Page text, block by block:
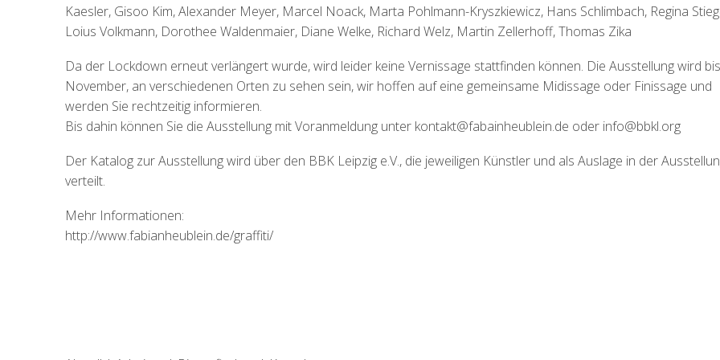
Kaesler, Gisoo Kim, Alexander Meyer, Marcel Noack, Marta Pohlmann-Kryszkiewicz, Hans Schlimbach, Regina
Loius Volkmann, Dorothee Waldenmaier, Diane Welke, Richard Welz, Martin Zellerhoff, Thomas Zika
Da der Lockdown erneut verlängert wurde, wird leider keine Vernissage stattfinden können. Die Ausstellung wird bis
November, an verschiedenen Orten zu sehen sein, wir hoffen auf eine gemeinsame Midissage oder Finissage und
werden Sie rechtzeitig informieren.
Bis dahin können Sie die Ausstellung mit Voranmeldung unter kontakt@fabainheublein.de oder info@bbkl.org
Der Katalog zur Ausstellung wird über den BBK Leipzig e.V., die jeweiligen Künstler und als Auslage in der
verteilt.
Mehr Informationen:
http://www.fabianheublein.de/graffiti/